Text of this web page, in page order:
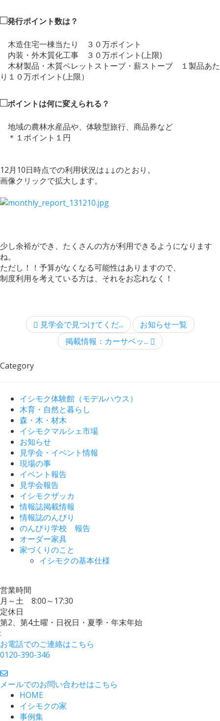
□発行ポイント数は？
木造住宅一棟当たり ３０万ポイント
内装・外木質化工事 ３０万ポイント(上限)
木材製品・木質ペレットストーブ・薪ストーブ １製品あた
り１０万ポイント(上限）
□ポイントは何に変えられる？
地域の農林水産品や、体験型旅行、商品券など
＊１ポイント１円
12月10日時点での利用状況は↓↓のとおり。
画像クリックで拡大します。
少し余裕ができ、たくさんの方が利用できるようになります
ね。
ただし！！予算がなくなる可能性はありますので、
制度利用を考えている方は、それをお忘れなく！
見学会で見つけてくだ...
お知らせ一覧
掲載情報：カーサベッ...
Category
イシモク体験館（モデルハウス）
木育・自然と暮らし
森・木・材木
イシモクマルシェ市場
お知らせ
見学会・イベント情報
現場の事
イベント報告
見学会報告
イシモクザッカ
情報誌掲載情報
情報誌のんびり
のんびり学校 報告
オーダー家具
家づくりのこと
イシモクの基本仕様
営業時間
月～土 8:00～17:30
定休日
第2、第4土曜・日祝日・夏季・年末年始
:
お電話でのご連絡はこちら
0120-390-346
メールでのお問い合わせはこちら
HOME
イシモクの家
事例集